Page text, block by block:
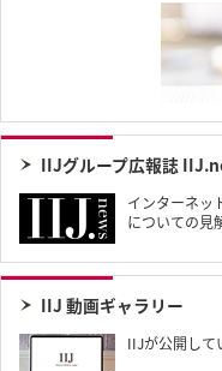
IIJグループ広報誌
インターネッ
についての見
IIJ 動画ギャラリー
IIJが公開して